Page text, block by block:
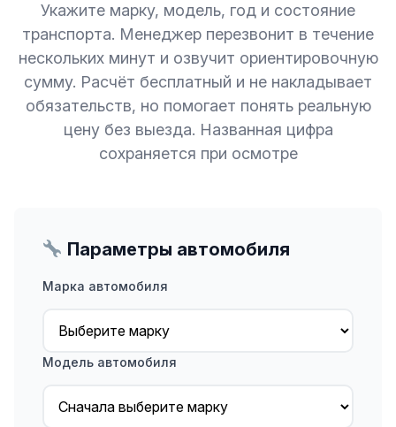
Укажите марку, модель, год и состояние
транспорта. Менеджер перезвонит в течение
нескольких минут и озвучит ориентировочную
сумму. Расчёт бесплатный и не накладывает
обязательств, но помогает понять реальную
цену без выезда. Названная цифра
сохраняется при осмотре
Параметры автомобиля
Марка автомобиля
Модель автомобиля